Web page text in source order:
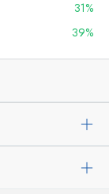
31%
39%